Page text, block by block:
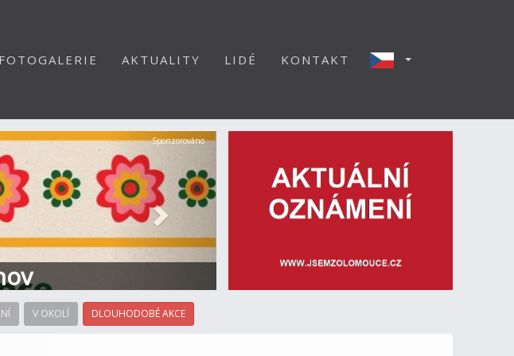
FOTOGALERIE AKTUALITY LIDÉ KONTAKT
Další
Sponzorováno
V OKOLÍ DLOUHODOBÉ AKCE